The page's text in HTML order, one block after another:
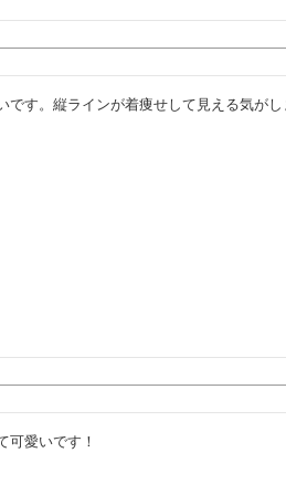
す。縦ラインが着痩せして見える気がし
可愛いです！